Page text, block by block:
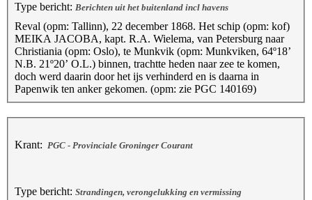
Type bericht: Berichten uit het buitenland incl havens
Reval (opm: Tallinn), 22 december 1868. Het schip (opm: kof)
MEIKA JACOBA, kapt. R.A. Wielema, van Petersburg naar
Christiania (opm: Oslo), te Munkvik (opm: Munkviken, 64º18’
N.B. 21º20’ O.L.) binnen, trachtte heden naar zee te komen,
doch werd daarin door het ijs verhinderd en is daarna in
Papenwik ten anker gekomen. (opm: zie PGC 140169)
Krant: PGC - Provinciale Groninger Courant
Type bericht: Strandingen, verongelukking en vermissing